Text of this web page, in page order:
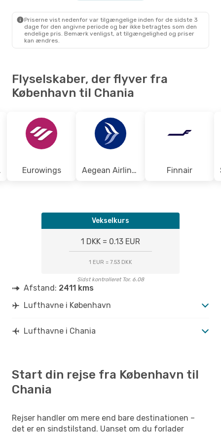
Norwegian Air Sweden
Direkte
CHQ - CPH
Priserne vist nedenfor var tilgængelige inden for de sidste 3
dage for den angivne periode og bør ikke betragtes som den
endelige pris. Bemærk venligst, at tilgængelighed og priser
kan ændres.
Flyselskaber, der flyver fra
København til Chania
Eurowings Aegean Airlines Finnair
Vekselkurs
1 DKK = 0.13 EUR
1 EUR = 7.53 DKK
Sidst kontrolleret Tor. 6.08
Afstand: 2411 kms
Lufthavne i København
Lufthavne i Chania
Start din rejse fra København til
Chania
Rejser handler om mere end bare destinationen –
det er en sindstilstand. Uanset om du forlader